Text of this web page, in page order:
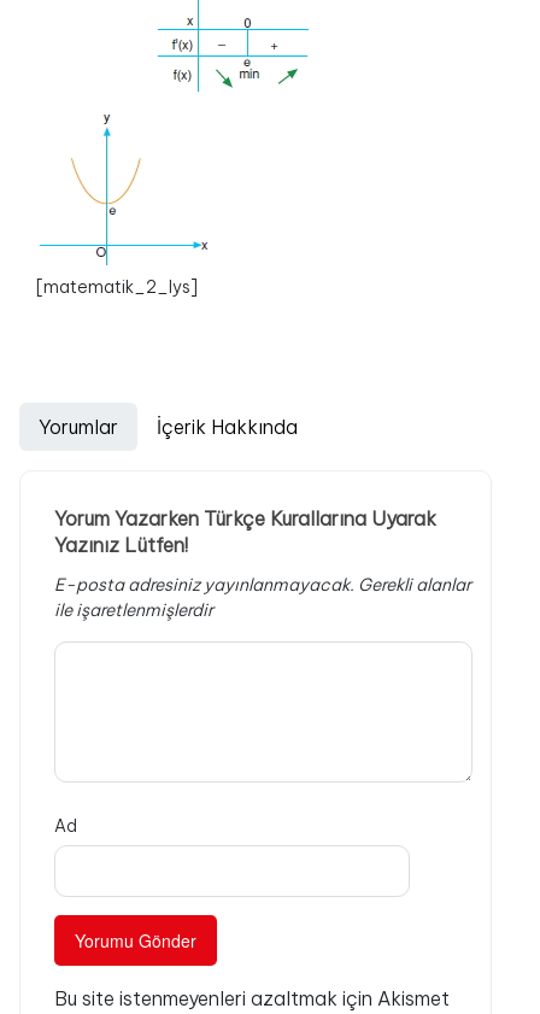
[matematik_2_lys]
Yorumlar İçerik Hakkında
Yorum Yazarken Türkçe Kurallarına Uyarak
Yazınız Lütfen!
E-posta adresiniz yayınlanmayacak. Gerekli alanlar
ile işaretlenmişlerdir
Ad
Bu site istenmeyenleri azaltmak için Akismet